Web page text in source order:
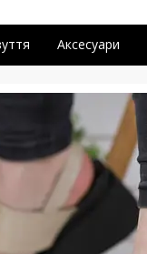
Аксесуари